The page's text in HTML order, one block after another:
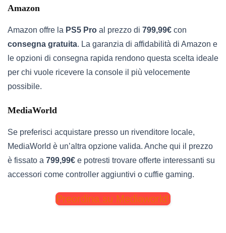
Amazon
Amazon offre la PS5 Pro al prezzo di 799,99€ con
consegna gratuita. La garanzia di affidabilità di Amazon e
le opzioni di consegna rapida rendono questa scelta ideale
per chi vuole ricevere la console il più velocemente
possibile.
MediaWorld
Se preferisci acquistare presso un rivenditore locale,
MediaWorld è un’altra opzione valida. Anche qui il prezzo
è fissato a 799,99€ e potresti trovare offerte interessanti su
accessori come controller aggiuntivi o cuffie gaming.
Preordina su Mediaworld!